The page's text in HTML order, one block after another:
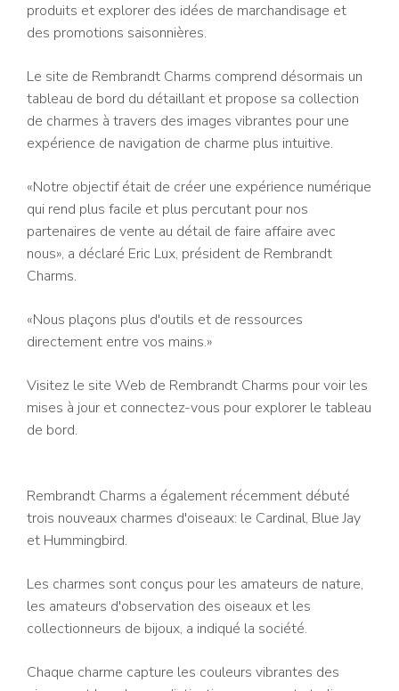
produits et explorer des idées de marchandisage et
des promotions saisonnières.
Le site de Rembrandt Charms comprend désormais un
tableau de bord du détaillant et propose sa collection
de charmes à travers des images vibrantes pour une
expérience de navigation de charme plus intuitive.
«Notre objectif était de créer une expérience numérique
qui rend plus facile et plus percutant pour nos
partenaires de vente au détail de faire affaire avec
nous», a déclaré Eric Lux, président de Rembrandt
Charms.
«Nous plaçons plus d'outils et de ressources
directement entre vos mains.»
Visitez le site Web de Rembrandt Charms pour voir les
mises à jour et connectez-vous pour explorer le tableau
de bord.
Rembrandt Charms a également récemment débuté
trois nouveaux charmes d'oiseaux: le Cardinal, Blue Jay
et Hummingbird.
Les charmes sont conçus pour les amateurs de nature,
les amateurs d'observation des oiseaux et les
collectionneurs de bijoux, a indiqué la société.
Chaque charme capture les couleurs vibrantes des